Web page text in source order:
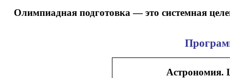
Олимпиадная подготовка — это системная
Астрономия.